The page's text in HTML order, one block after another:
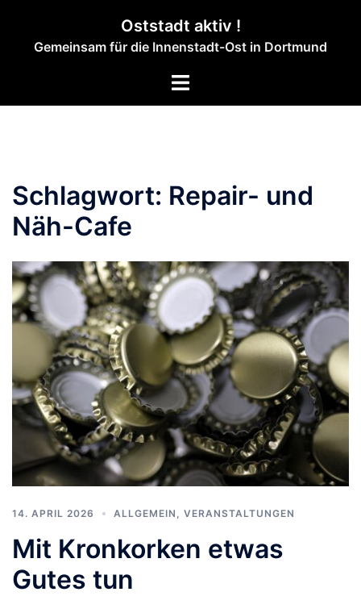
springen
Oststadt aktiv !
Gemeinsam für die Innenstadt-Ost in Dortmund
Menü
Schlagwort: Repair- und
Näh-Cafe
14. APRIL 2026 ALLGEMEIN VERANSTALTUNGEN
Mit Kronkorken etwas
Gutes tun